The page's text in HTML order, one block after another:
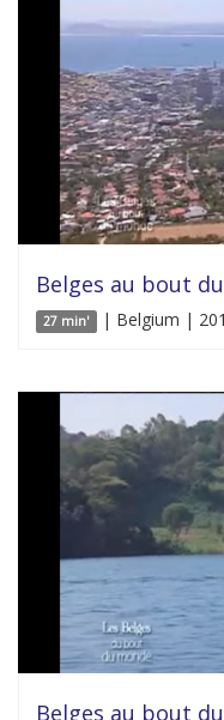
Belges au bout
27 min' | Belgium |
Belges au bout